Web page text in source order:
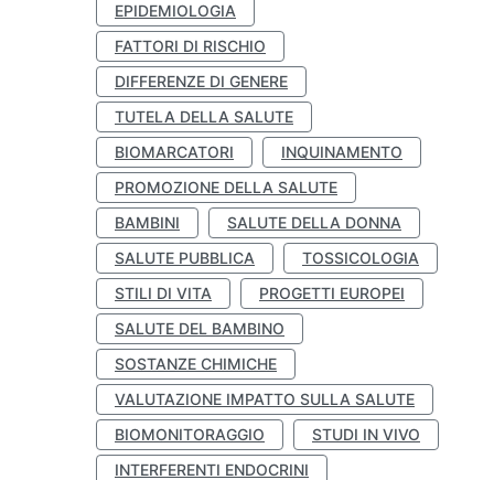
EPIDEMIOLOGIA
FATTORI DI RISCHIO
DIFFERENZE DI GENERE
TUTELA DELLA SALUTE
BIOMARCATORI
INQUINAMENTO
PROMOZIONE DELLA SALUTE
BAMBINI
SALUTE DELLA DONNA
SALUTE PUBBLICA
TOSSICOLOGIA
STILI DI VITA
PROGETTI EUROPEI
SALUTE DEL BAMBINO
SOSTANZE CHIMICHE
VALUTAZIONE IMPATTO SULLA SALUTE
BIOMONITORAGGIO
STUDI IN VIVO
INTERFERENTI ENDOCRINI